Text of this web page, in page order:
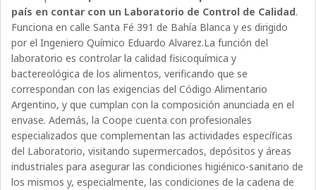
país en contar con un Laboratorio de Control de Calidad.
Funciona en calle Santa Fé 391 de Bahía Blanca y es dirigido
por el Ingeniero Químico Eduardo Alvarez.La función del
laboratorio es controlar la calidad fisicoquímica y
bactereológica de los alimentos, verificando que se
correspondan con las exigencias del Código Alimentario
Argentino, y que cumplan con la composición anunciada en el
envase. Además, la Coope cuenta con profesionales
especializados que complementan las actividades específicas
del Laboratorio, visitando supermercados, depósitos y áreas
industriales para asegurar las condiciones higiénico-sanitario de
los mismos y, especialmente, las condiciones de la cadena de